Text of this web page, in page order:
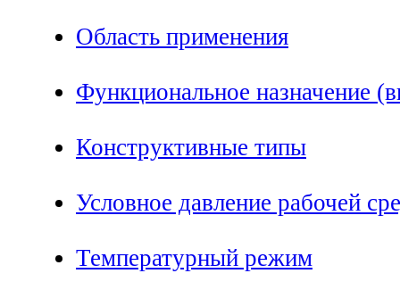
Область применения
Функциональное назначение
Конструктивные типы
Условное давление рабочей
Температурный режим